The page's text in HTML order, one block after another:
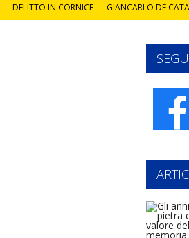
DELITTO IN CORNICE GIANCARLO DE